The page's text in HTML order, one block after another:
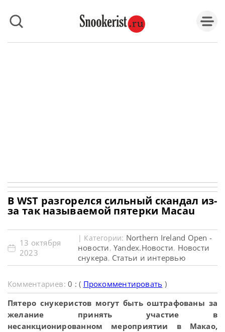
В WST разгорелся сильный скандал из-
за так называемой пятерки Macau
13 октября
2023
| Категории: Northern Ireland Open -
новости, Yandex.Новости, Новости
снукера, Статьи и интервью
Комментариев:0 : ( Прокомментировать )
Пятеро снукеристов могут быть оштрафованы за
желание принять участие в
несанкционированном мероприятии в Макао,